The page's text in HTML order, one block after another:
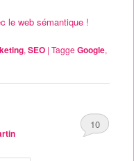
le web sémantique !
, SEO | Tagge Google,
10